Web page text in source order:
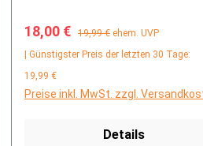
Verkaufspreis:
18,00 € Regulärer Preis:
19,99 € ehem. UVP
| Günstigster Preis der letzten 30 Tage:
19,99 €
Preise inkl. MwSt. zzgl.
Details